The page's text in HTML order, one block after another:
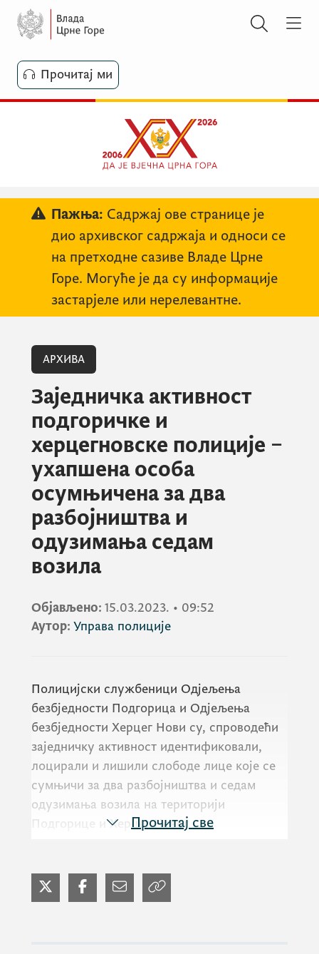
Прочитај ми
Пажња: Садржај ове странице је
дио архивског садржаја и односи се
на претходне сазиве Владе Црне
Горе. Могуће је да су информације
застарјеле или нерелевантне.
АРХИВА
Заједничка активност
подгоричке и
херцегновске полиције –
ухапшена особа
осумњичена за два
разбојништва и
одузимања седам
возила
Објављено: 15.03.2023. • 09:52
Аутор: Управа полиције
Полицијски службеници Одјељења
безбједности Подгорица и Одјељења
безбједности Херцег Нови су, спроводећи
заједничку активност идентификовали,
лоцирали и лишили слободе лице које се
сумњичи за два разбојништва и седам
одузимања возила на територији
Подгорице и Херцег Новог.
Ухапшен је Н.Ђ. (39) који је у Подгорици,
како се сумња, у шест наврата извршио
Прочитај све